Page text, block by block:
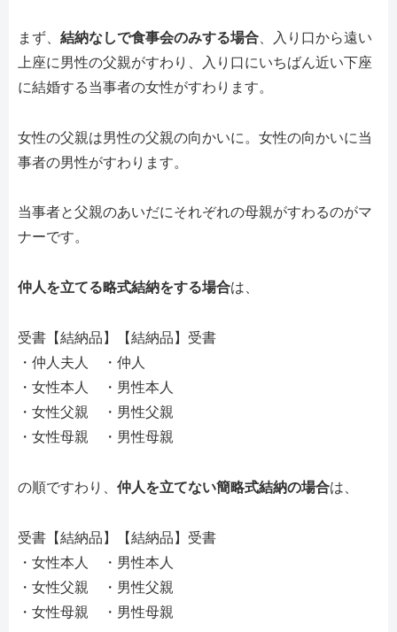
まず、 結納なしで食事会のみする場合 、入り口から遠い
上座に男性の父親がすわり、入り口にいちばん近い下座
に結婚する当事者の女性がすわります。
女性の父親は男性の父親の向かいに。女性の向かいに当
事者の男性がすわります。
当事者と父親のあいだにそれぞれの母親がすわるのがマ
ナーです。
仲人を立てる略式結納をする場合は、
受書【結納品】【結納品】受書
・仲人夫人 ・仲人
・女性本人 ・男性本人
・女性父親 ・男性父親
・女性母親 ・男性母親
の順ですわり、 仲人を立てない簡略式結納の場合は、
受書【結納品】【結納品】受書
・女性本人 ・男性本人
・女性父親 ・男性父親
・女性母親 ・男性母親